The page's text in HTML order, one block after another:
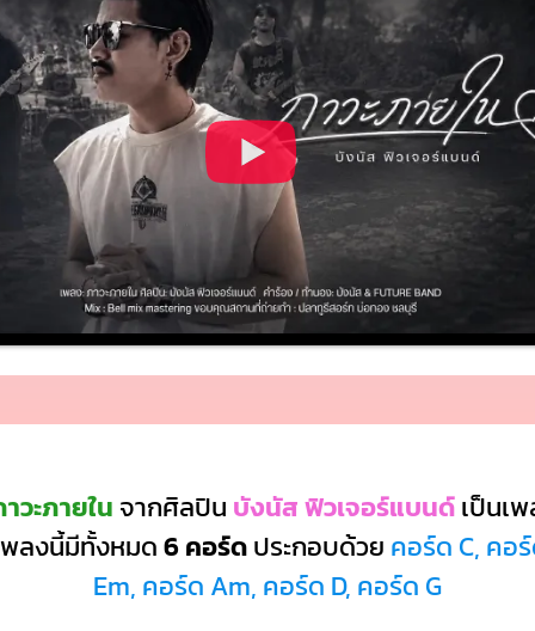
วะภายใน จากศิลปิน บังนัส ฟิวเจอร์แบนด์เป็นเ
พลงนี้มีทั้งหมด6 คอร์ดประกอบด้วย คอร์ด C, คอ
Em, คอร์ด Am, คอร์ด D, คอร์ด G